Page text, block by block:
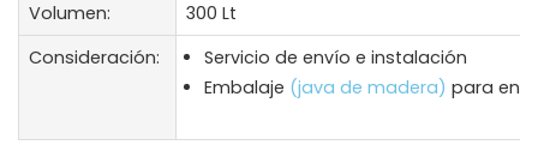
Volumen:
300 Lt
Consideración:
Servicio de envío e instalación
Embalaje (java de madera) para